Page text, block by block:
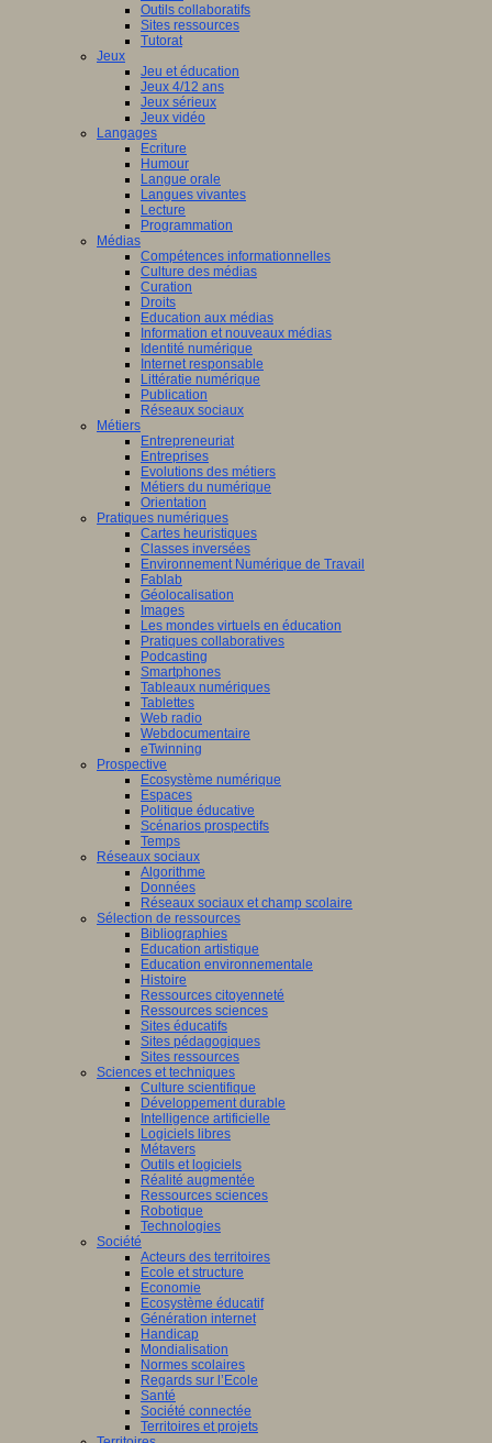
Outils collaboratifs
Sites ressources
Tutorat
Jeux
Jeu et éducation
Jeux 4/12 ans
Jeux sérieux
Jeux vidéo
Langages
Ecriture
Humour
Langue orale
Langues vivantes
Lecture
Programmation
Médias
Compétences informationnelles
Culture des médias
Curation
Droits
Education aux médias
Information et nouveaux médias
Identité numérique
Internet responsable
Littératie numérique
Publication
Réseaux sociaux
Métiers
Entrepreneuriat
Entreprises
Evolutions des métiers
Métiers du numérique
Orientation
Pratiques numériques
Cartes heuristiques
Classes inversées
Environnement Numérique de Travail
Fablab
Géolocalisation
Images
Les mondes virtuels en éducation
Pratiques collaboratives
Podcasting
Smartphones
Tableaux numériques
Tablettes
Web radio
Webdocumentaire
eTwinning
Prospective
Ecosystème numérique
Espaces
Politique éducative
Scénarios prospectifs
Temps
Réseaux sociaux
Algorithme
Données
Réseaux sociaux et champ scolaire
Sélection de ressources
Bibliographies
Education artistique
Education environnementale
Histoire
Ressources citoyenneté
Ressources sciences
Sites éducatifs
Sites pédagogiques
Sites ressources
Sciences et techniques
Culture scientifique
Développement durable
Intelligence artificielle
Logiciels libres
Métavers
Outils et logiciels
Réalité augmentée
Ressources sciences
Robotique
Technologies
Société
Acteurs des territoires
Ecole et structure
Economie
Ecosystème éducatif
Génération internet
Handicap
Mondialisation
Normes scolaires
Regards sur l’Ecole
Santé
Société connectée
Territoires et projets